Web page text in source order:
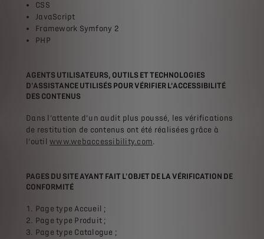
CSS
JavaScript
Framework Symfony 2
PHP
AGENTS UTILISATEURS, OUTILS ET TECHNOLOGIES
D'ASSISTANCE UTILISÉS POUR VÉRIFIER L’ACCESSIBILITÉ
DES CONTENUS
Dans l’attente d’un audit plus poussé, les vérifications
de restitution de contenus ont été réalisées grâce à
l’outil www.webaccessibility.com.
PAGES DU SITE AYANT FAIT L'OBJET DE LA VÉRIFICATION DE
CONFORMITÉ
Page type Accueil ;
Page type Produit ;
Page type Catalogue ;